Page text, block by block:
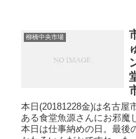
柳橋中央市場
本日(20181228金)は名古屋
ある食堂魚源さんにお邪魔
本日は仕事納めの日。最後